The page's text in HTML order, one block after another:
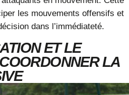
les mouvements offensifs et
dans l’immédiateté.
ET LE
LA